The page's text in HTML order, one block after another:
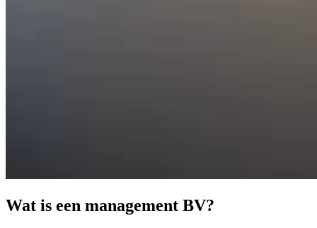
Wat is een management BV?